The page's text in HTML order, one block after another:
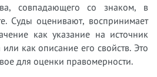
совпадающего со знаком, в
Суды оценивают, воспринимает
как указание на источник
как описание его свойств. Это
для оценки правомерности.